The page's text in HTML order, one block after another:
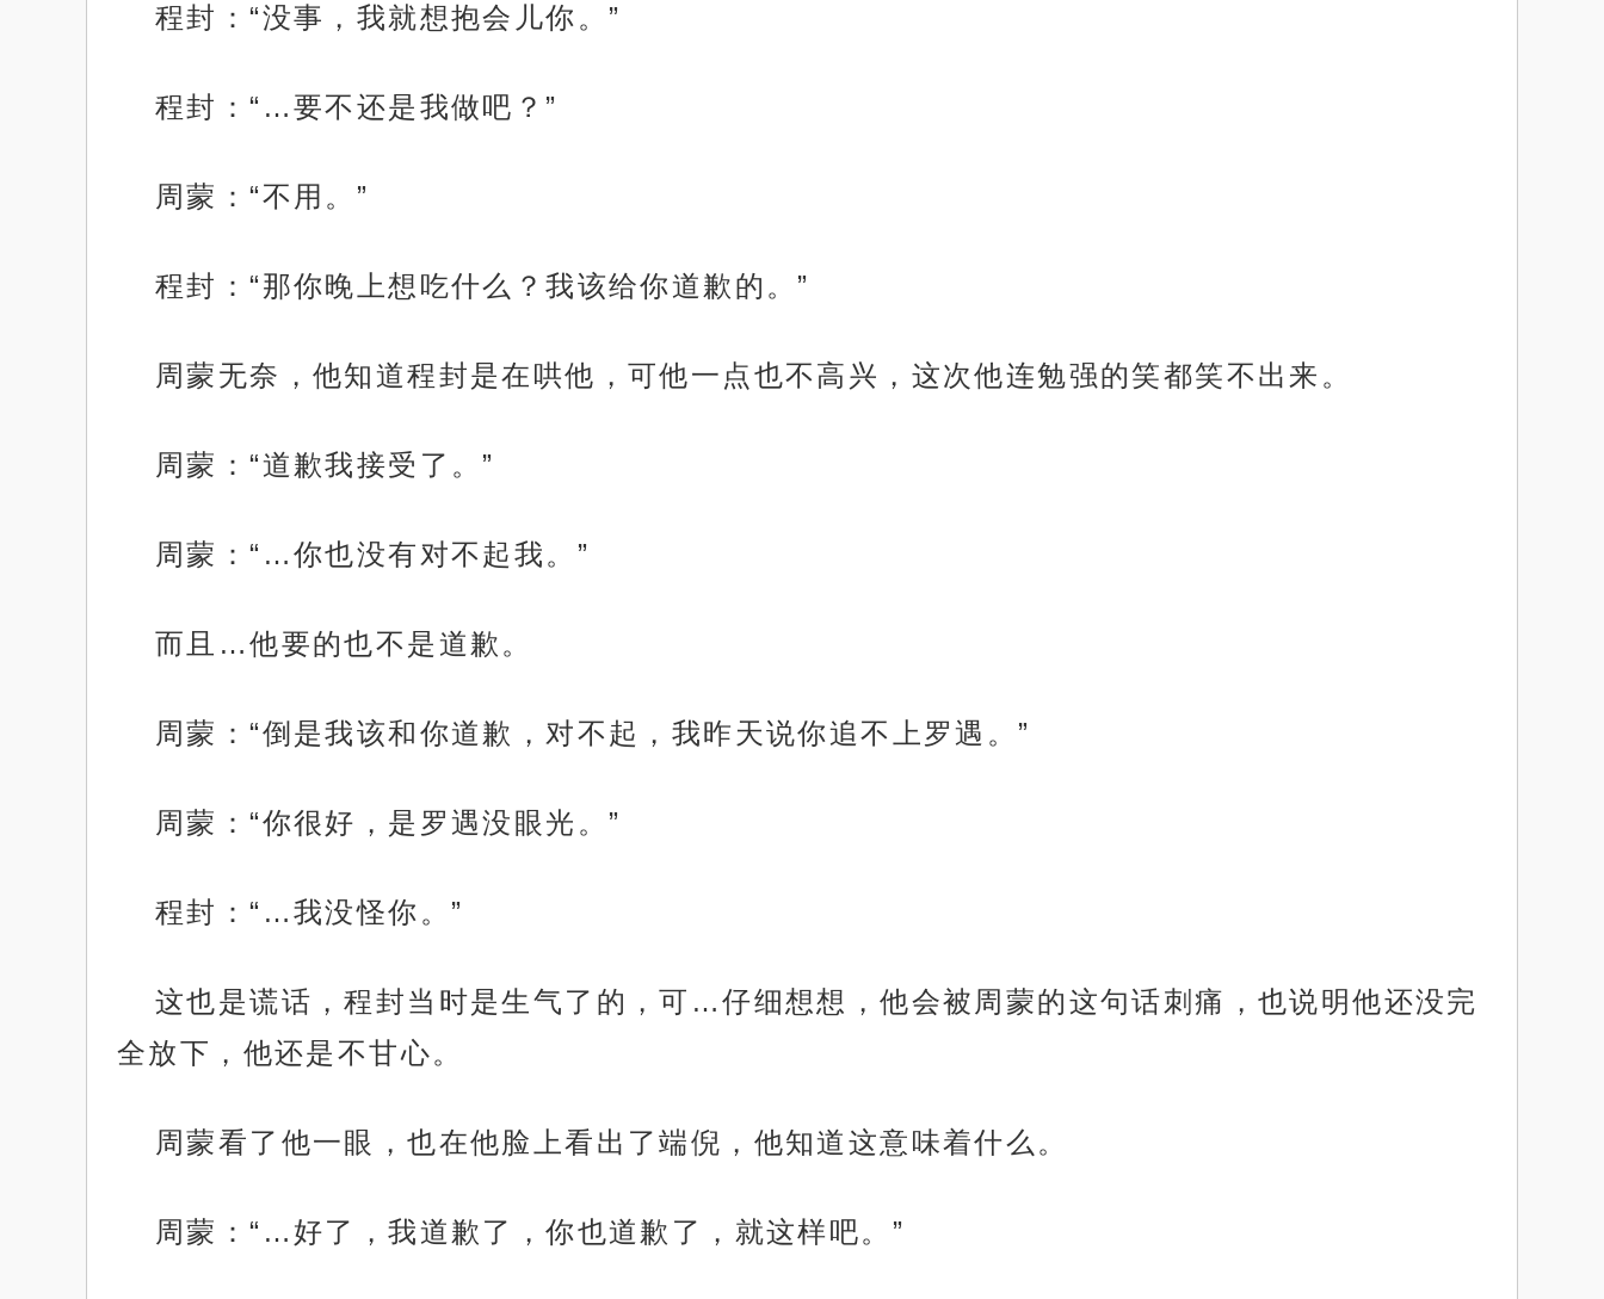
程封：“没事，我就想抱会儿你。”
程封：“…要不还是我做吧？”
周蒙：“不用。”
程封：“那你晚上想吃什么？我该给你道歉的。”
周蒙无奈，他知道程封是在哄他，可他一点也不高兴，这次他连勉强的笑都笑不出来。
周蒙：“道歉我接受了。”
周蒙：“…你也没有对不起我。”
而且…他要的也不是道歉。
周蒙：“倒是我该和你道歉，对不起，我昨天说你追不上罗遇。”
周蒙：“你很好，是罗遇没眼光。”
程封：“…我没怪你。”
这也是谎话，程封当时是生气了的，可…仔细想想，他会被周蒙的这句话刺痛，也说明他还没完
全放下，他还是不甘心。
周蒙看了他一眼，也在他脸上看出了端倪，他知道这意味着什么。
周蒙：“…好了，我道歉了，你也道歉了，就这样吧。”